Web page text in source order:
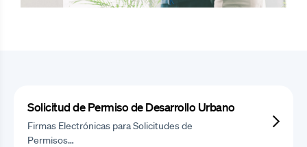
Solicitud de Permiso de Desarrollo Urbano
Firmas Electrónicas para Solicitudes de
Permisos…